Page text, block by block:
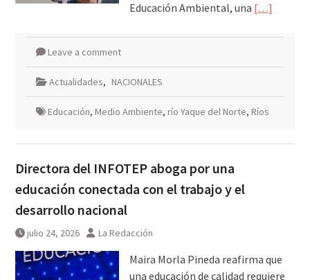
Educación Ambiental, una […]
Leave a comment
Actualidades, NACIONALES
Educación, Medio Ambiente, río Yaque del Norte, Ríos
Directora del INFOTEP aboga por una
educación conectada con el trabajo y el
desarrollo nacional
julio 24, 2026 La Redacción
Maira Morla Pineda reafirma que
una educación de calidad requiere